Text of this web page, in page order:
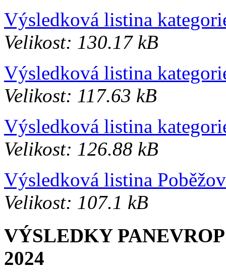
Výsledková listina
Velikost: 130.17 kB
Výsledková listina
Velikost: 117.63 kB
Výsledková listina
Velikost: 126.88 kB
Výsledková listina
Velikost: 107.1 kB
VÝSLEDKY
2024